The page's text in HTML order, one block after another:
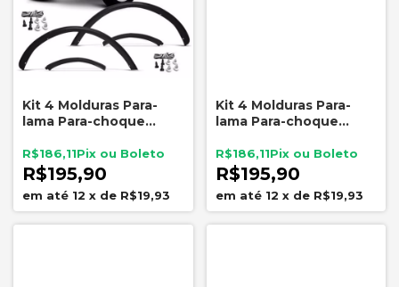
Kit 4 Molduras Para-
lama Para-choque
2003 A 2012
R$195,90
R$186,11
12 x de R$19,93
Kit 4 Molduras Para-
lama Para-choque
A 2012
R$195,90
R$186,11
12 x de R$19,93